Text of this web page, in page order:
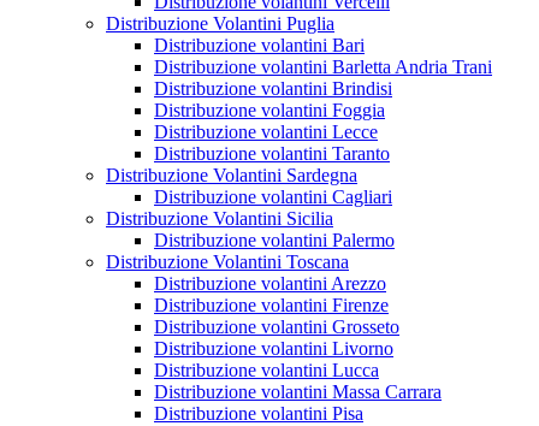
Distribuzione Volantini Puglia
Distribuzione volantini Bari
Distribuzione volantini Barletta Andria Trani
Distribuzione volantini Brindisi
Distribuzione volantini Foggia
Distribuzione volantini Lecce
Distribuzione volantini Taranto
Distribuzione Volantini Sardegna
Distribuzione volantini Cagliari
Distribuzione Volantini Sicilia
Distribuzione volantini Palermo
Distribuzione Volantini Toscana
Distribuzione volantini Arezzo
Distribuzione volantini Firenze
Distribuzione volantini Grosseto
Distribuzione volantini Livorno
Distribuzione volantini Lucca
Distribuzione volantini Massa Carrara
Distribuzione volantini Pisa